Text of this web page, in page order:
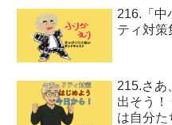
216.「中
ティ対策
215.さあ
出そう！
は自分た